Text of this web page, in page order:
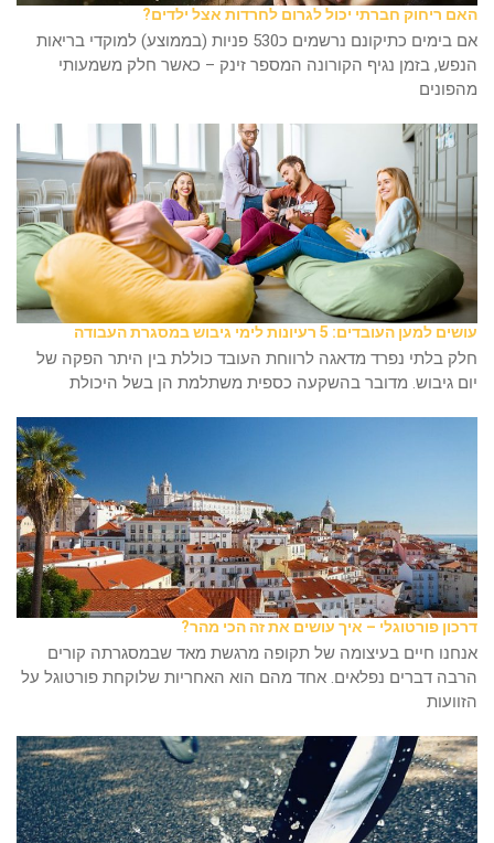
האם ריחוק חברתי יכול לגרום לחרדות אצל ילדים?
אם בימים כתיקונם נרשמים כ530 פניות (בממוצע) למוקדי בריאות
הנפש, בזמן נגיף הקורונה המספר זינק – כאשר חלק משמעותי
מהפונים
עושים למען העובדים: 5 רעיונות לימי גיבוש במסגרת העבודה
חלק בלתי נפרד מדאגה לרווחת העובד כוללת בין היתר הפקה של
יום גיבוש. מדובר בהשקעה כספית משתלמת הן בשל היכולת
דרכון פורטוגלי – איך עושים את זה הכי מהר?
אנחנו חיים בעיצומה של תקופה מרגשת מאד שבמסגרתה קורים
הרבה דברים נפלאים. אחד מהם הוא האחריות שלוקחת פורטוגל על
הזוועות